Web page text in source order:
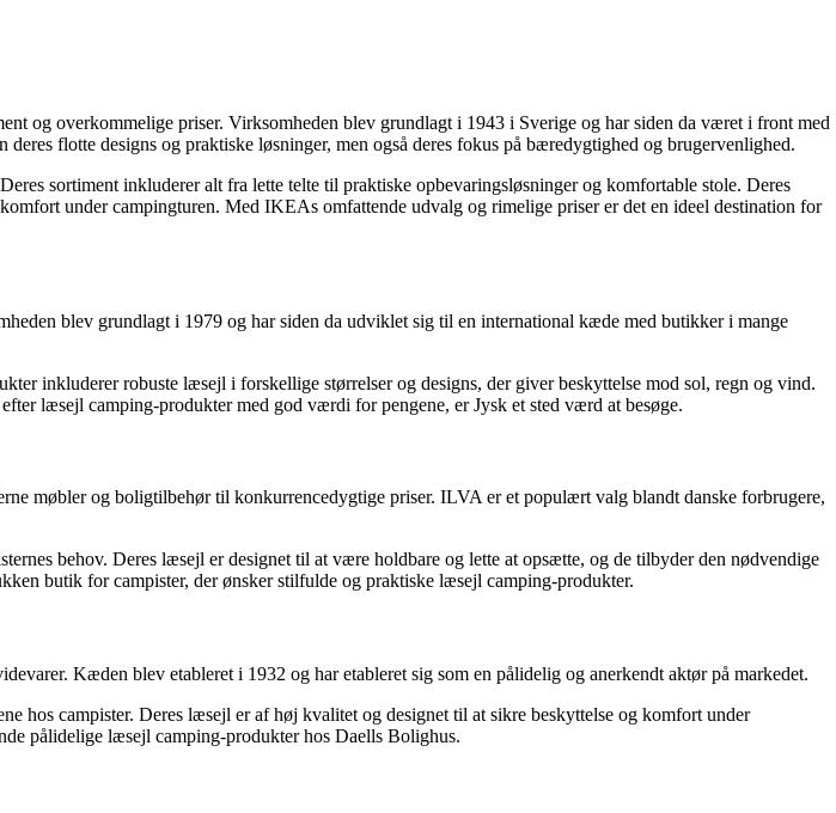
og overkommelige priser. Virksomheden blev grundlagt i 1943 i Sverige og har siden da været i front med
flotte designs og praktiske løsninger, men også deres fokus på bæredygtighed og brugervenlighed.
sortiment inkluderer alt fra lette telte til praktiske opbevaringsløsninger og komfortable stole. Deres
under campingturen. Med IKEAs omfattende udvalg og rimelige priser er det en ideel destination for
blev grundlagt i 1979 og har siden da udviklet sig til en international kæde med butikker i mange
inkluderer robuste læsejl i forskellige størrelser og designs, der giver beskyttelse mod sol, regn og vind.
læsejl camping-produkter med god værdi for pengene, er Jysk et sted værd at besøge.
møbler og boligtilbehør til konkurrencedygtige priser. ILVA er et populært valg blandt danske forbrugere,
behov. Deres læsejl er designet til at være holdbare og lette at opsætte, og de tilbyder den nødvendige
butik for campister, der ønsker stilfulde og praktiske læsejl camping-produkter.
Kæden blev etableret i 1932 og har etableret sig som en pålidelig og anerkendt aktør på markedet.
campister. Deres læsejl er af høj kvalitet og designet til at sikre beskyttelse og komfort under
pålidelige læsejl camping-produkter hos Daells Bolighus.